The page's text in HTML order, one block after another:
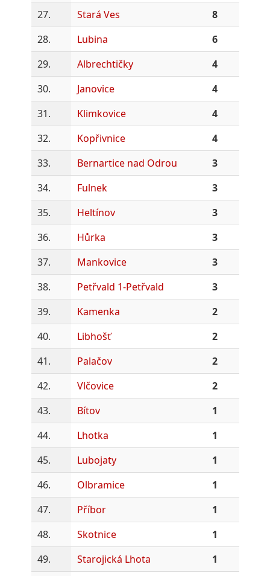
27.
Stará Ves
8
28.
Lubina
6
29.
Albrechtičky
4
30.
Janovice
4
31.
Klimkovice
4
32.
Kopřivnice
4
33.
Bernartice nad Odrou
3
34.
Fulnek
3
35.
Heltínov
3
36.
Hůrka
3
37.
Mankovice
3
38.
Petřvald 1-Petřvald
3
39.
Kamenka
2
40.
Libhošť
2
41.
Palačov
2
42.
Vlčovice
2
43.
Bítov
1
44.
Lhotka
1
45.
Lubojaty
1
46.
Olbramice
1
47.
Příbor
1
48.
Skotnice
1
49.
Starojická Lhota
1